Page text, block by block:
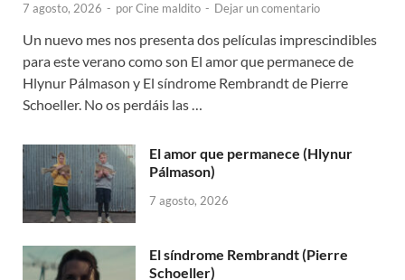
7 agosto, 2026 - porCine maldito - Dejar un comentario
Un nuevo mes nos presenta dos películas imprescindibles
para este verano como son El amor que permanece de
Hlynur Pálmason y El síndrome Rembrandt de Pierre
Schoeller. No os perdáis las …
El amor que permanece (Hlynur
Pálmason)
7 agosto, 2026
El síndrome Rembrandt (Pierre
Schoeller)